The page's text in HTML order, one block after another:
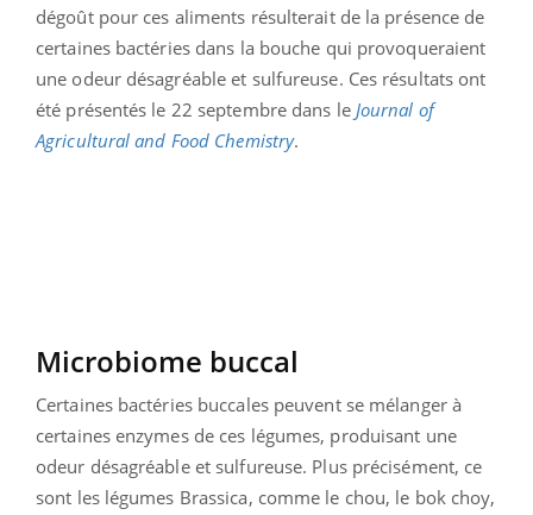
dégoût pour ces aliments résulterait de la présence de
certaines bactéries dans la bouche qui provoqueraient
une odeur désagréable et sulfureuse. Ces résultats ont
été présentés le 22 septembre dans le Journal of
Agricultural and Food Chemistry.
Microbiome buccal
Certaines bactéries buccales peuvent se mélanger à
certaines enzymes de ces légumes, produisant une
odeur désagréable et sulfureuse. Plus précisément, ce
sont les légumes Brassica, comme le chou, le bok choy,